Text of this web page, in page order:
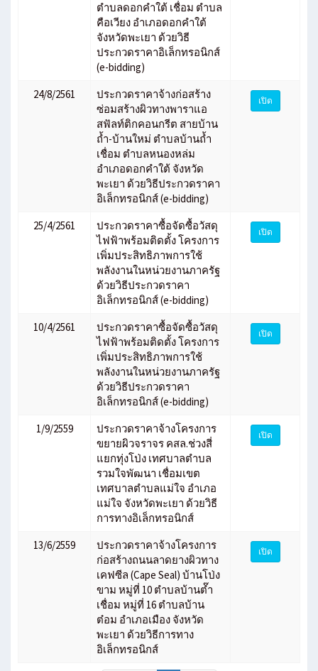
ตำบลดอกคำใต้ เชื่อม ตำบล
คือเวียง อำเภอดอกคำใต้
จังหวัดพะเยา ด้วยวิธี
ประกวดราคาอิเล็กทรอนิกส์
(e-bidding)
24/8/2561
ประกวดราคาจ้างก่อสร้าง
ซ่อมสร้างผิวทางพาราแอ
สฟัลท์ติกคอนกรีต สายบ้าน
ถ้ำ-บ้านใหม่ ตำบลบ้านถ้ำ
เชื่อม ตำบลหนองหล่ม
อำเภอดอกคำใต้ จังหวัด
พะเยา ด้วยวิธีประกวดราคา
อิเล็กทรอนิกส์ (e-bidding)
เปิด
25/4/2561
ประกวดราคาซื้อจัดซื้อวัสดุ
ไฟฟ้าพร้อมติดตั้ง โครงการ
เพิ่มประสิทธิภาพการใช้
พลังงานในหน่วยงานภาครัฐ
ด้วยวิธีประกวดราคา
อิเล็กทรอนิกส์ (e-bidding)
เปิด
10/4/2561
ประกวดราคาซื้อจัดซื้อวัสดุ
ไฟฟ้าพร้อมติดตั้ง โครงการ
เพิ่มประสิทธิภาพการใช้
พลังงานในหน่วยงานภาครัฐ
ด้วยวิธีประกวดราคา
อิเล็กทรอนิกส์ (e-bidding)
เปิด
1/9/2559
ประกวดราคาจ้างโครงการ
ขยายผิวจราจร คสล.ช่วงสี่
แยกทุ่งโป่ง เทศบาลตำบล
รวมใจพัฒนา เชื่อมเขต
เทศบาลตำบลแม่ใจ อำเภอ
แม่ใจ จังหวัดพะเยา ด้วยวิธี
การทางอิเล็กทรอนิกส์
เปิด
13/6/2559
ประกวดราคาจ้างโครงการ
ก่อสร้างถนนลาดยางผิวทาง
เคฟซีล (Cape Seal) บ้านโป่ง
ขาม หมู่ที่ 10 ตำบลบ้านต๊ำ
เชื่อม หมู่ที่ 16 ตำบลบ้าน
ต๋อม อำเภอเมือง จังหวัด
พะเยา ด้วยวิธีการทาง
อิเล็กทรอนิกส์
เปิด